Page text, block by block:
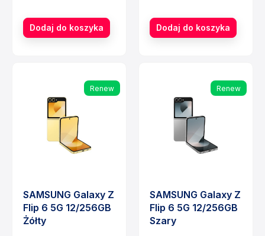
Dodaj do koszyka Dodaj do koszyka
Renew
SAMSUNG Galaxy Z
Flip 6 5G 12/256GB
Żółty
Renew
SAMSUNG Galaxy Z
Flip 6 5G 12/256GB
Szary